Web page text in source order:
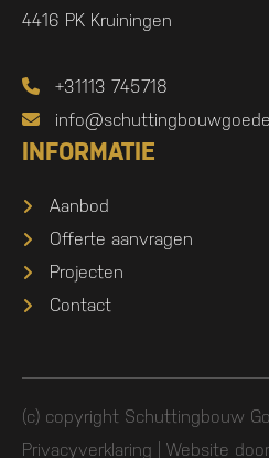
4416 PK Kruiningen
+31113 745718
INFORMATIE
Aanbod
Offerte aanvragen
Projecten
Contact
(c) copyright Schuttingbouw
Privacyverklaring | Website